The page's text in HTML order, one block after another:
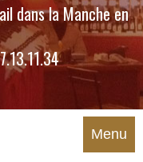
dans la Manche en
Menu